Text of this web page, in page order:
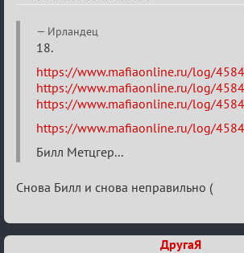
Re:
ВСПОМНИТЬ
ВСЕХ
Ирландец
18.
https://www.mafiaonline.ru/log/
https://www.mafiaonline.ru/log/
https://www.mafiaonline.ru/log/
https://www.mafiaonline.ru/log/
Билл Метцгер...
Снова Билл и снова неправильно (
ДругаЯ